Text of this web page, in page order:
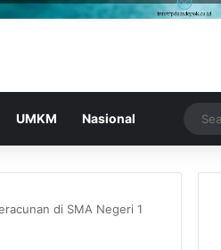
UMKM Nasional
di SMA Negeri 1